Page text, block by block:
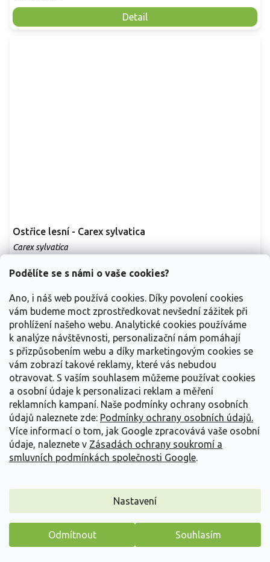
Podělíte se s námi o vaše cookies?
Ano, i náš web používá cookies. Díky povolení cookies
vám budeme moct zprostředkovat nevšední zážitek při
prohlížení našeho webu. Analytické cookies používáme
k analýze návštěvnosti, personalizační nám pomáhají
s přizpůsobením webu a díky marketingovým cookies se
vám zobrazí takové reklamy, které vás nebudou
otravovat. S vaším souhlasem můžeme používat cookies
a osobní údaje k personalizaci reklam a měření
reklamních kampaní. Naše podmínky ochrany osobních
údajů naleznete zde: Podmínky ochrany osobních údajů.
Více informací o tom, jak Google zpracovává vaše osobní
údaje, naleznete v Zásadách ochrany soukromí a
smluvních podmínkách společnosti Google.
Nastavení
Odmítnout Souhlasím
Detail
Ostřice lesní - Carex sylvatica
Carex sylvatica
Vyprodáno
69 Kč/ ks
Detail
Tvoří husté trsy dosahující výšky 10 – 30 cm. Trsy se zbarvují do
zeleno modré barvy. Brzy na jaře je...
Máme pro vás malý dárek